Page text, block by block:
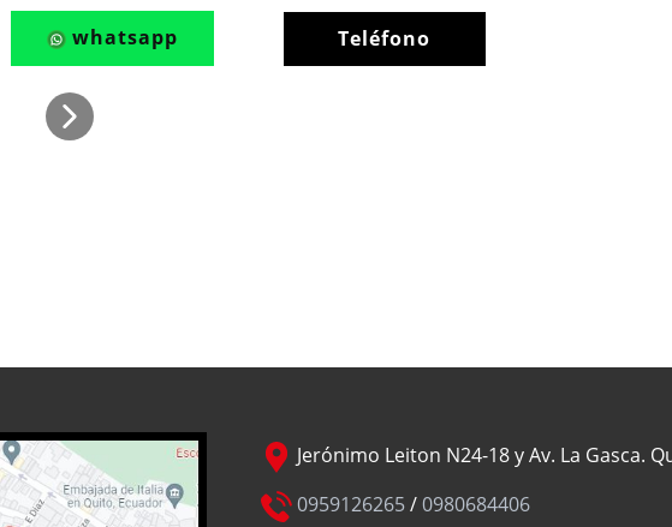
whatsapp Teléfono
Jerónimo Leiton N24-18 y Av. La Gasca.
0959126265/0980684406